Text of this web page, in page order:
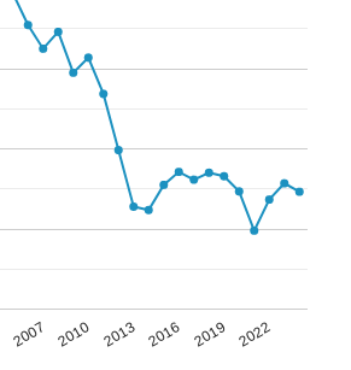
2007 2010 2013 2016 2019 2022